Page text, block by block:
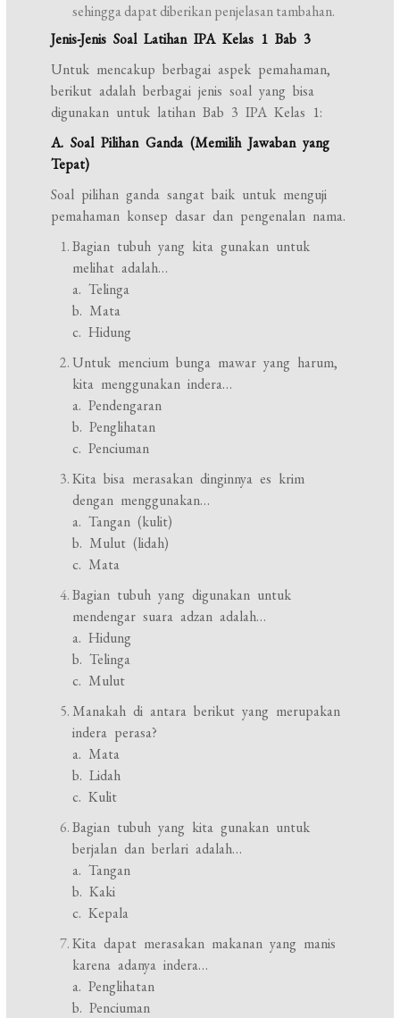
sehingga dapat diberikan penjelasan tambahan.
Jenis-Jenis Soal Latihan IPA Kelas 1 Bab 3
Untuk mencakup berbagai aspek pemahaman,
berikut adalah berbagai jenis soal yang bisa
digunakan untuk latihan Bab 3 IPA Kelas 1:
A. Soal Pilihan Ganda (Memilih Jawaban yang
Tepat)
Soal pilihan ganda sangat baik untuk menguji
pemahaman konsep dasar dan pengenalan nama.
Bagian tubuh yang kita gunakan untuk
melihat adalah…
a. Telinga
b. Mata
c. Hidung
Untuk mencium bunga mawar yang harum,
kita menggunakan indera…
a. Pendengaran
b. Penglihatan
c. Penciuman
Kita bisa merasakan dinginnya es krim
dengan menggunakan…
a. Tangan (kulit)
b. Mulut (lidah)
c. Mata
Bagian tubuh yang digunakan untuk
mendengar suara adzan adalah…
a. Hidung
b. Telinga
c. Mulut
Manakah di antara berikut yang merupakan
indera perasa?
a. Mata
b. Lidah
c. Kulit
Bagian tubuh yang kita gunakan untuk
berjalan dan berlari adalah…
a. Tangan
b. Kaki
c. Kepala
Kita dapat merasakan makanan yang manis
karena adanya indera…
a. Penglihatan
b. Penciuman